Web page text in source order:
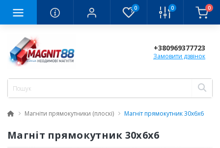
0 0 0
+380969377723
Замовити дзвінок
Магніти прямокутники (плоскі) Магніт прямокутник 30x6x6
Магніт прямокутник 30x6x6